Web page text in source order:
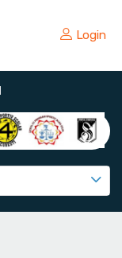
Login